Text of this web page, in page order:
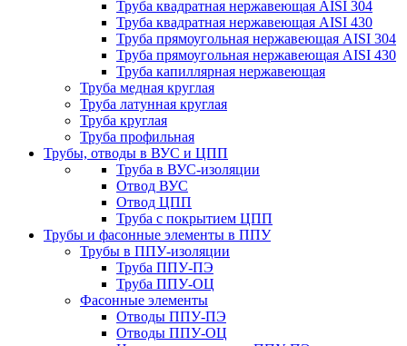
Труба квадратная нержавеющая AISI 304
Труба квадратная нержавеющая AISI 430
Труба прямоугольная нержавеющая AISI 304
Труба прямоугольная нержавеющая AISI 430
Труба капиллярная нержавеющая
Труба медная круглая
Труба латунная круглая
Труба круглая
Труба профильная
Трубы, отводы в ВУС и ЦПП
Труба в ВУС-изоляции
Отвод ВУС
Отвод ЦПП
Труба с покрытием ЦПП
Трубы и фасонные элементы в ППУ
Трубы в ППУ-изоляции
Труба ППУ-ПЭ
Труба ППУ-ОЦ
Фасонные элементы
Отводы ППУ-ПЭ
Отводы ППУ-ОЦ